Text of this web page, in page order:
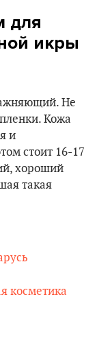
для
икры
Не
Кожа
и
стоит 16-17
хороший
такая
косметика